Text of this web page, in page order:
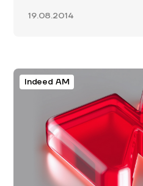
19.08.2014
Indeed AM